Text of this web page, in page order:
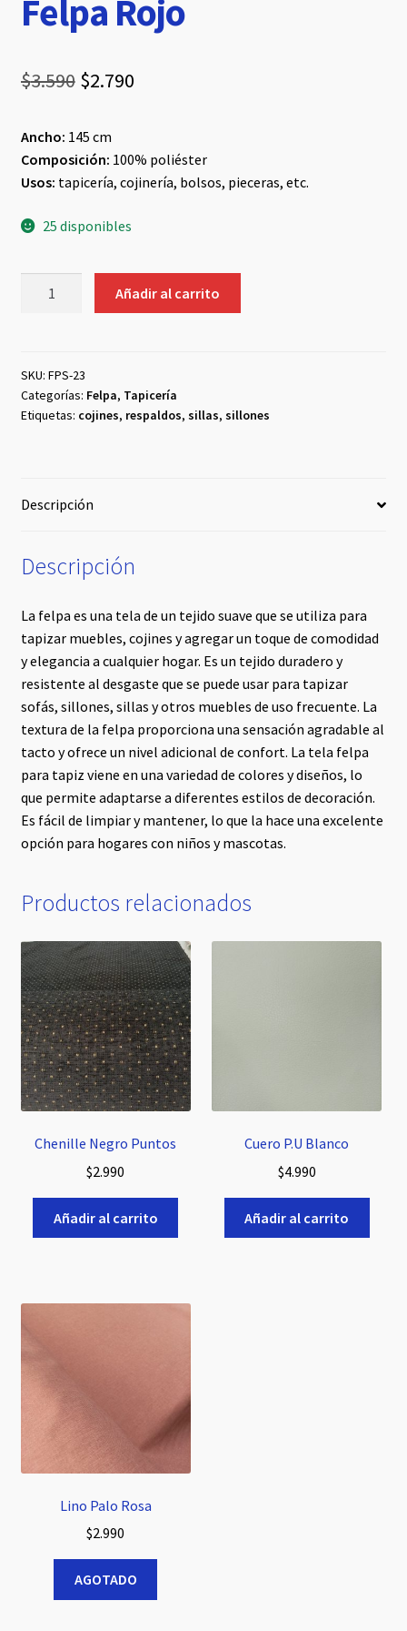
Felpa Rojo
$3.590 El
original
era:
$2.790El
es:
Ancho: 145 cm
Composición: 100% poliéster
Usos: tapicería, cojinería, bolsos, pieceras, etc.
25 disponibles
Añadir al carrito
SKU: FPS-23
Categorías: Felpa, Tapicería
Etiquetas: cojines, respaldos, sillas, sillones
Descripción
Descripción
La felpa es una tela de un tejido suave que se utiliza para
tapizar muebles, cojines y agregar un toque de comodidad
y elegancia a cualquier hogar. Es un tejido duradero y
resistente al desgaste que se puede usar para tapizar
sofás, sillones, sillas y otros muebles de uso frecuente. La
textura de la felpa proporciona una sensación agradable al
tacto y ofrece un nivel adicional de confort. La tela felpa
para tapiz viene en una variedad de colores y diseños, lo
que permite adaptarse a diferentes estilos de decoración.
Es fácil de limpiar y mantener, lo que la hace una excelente
opción para hogares con niños y mascotas.
Productos relacionados
Chenille Negro Puntos
$2.990
Añadir al carrito
Cuero P.U Blanco
$4.990
Añadir al carrito
Lino Palo Rosa
$2.990
AGOTADO